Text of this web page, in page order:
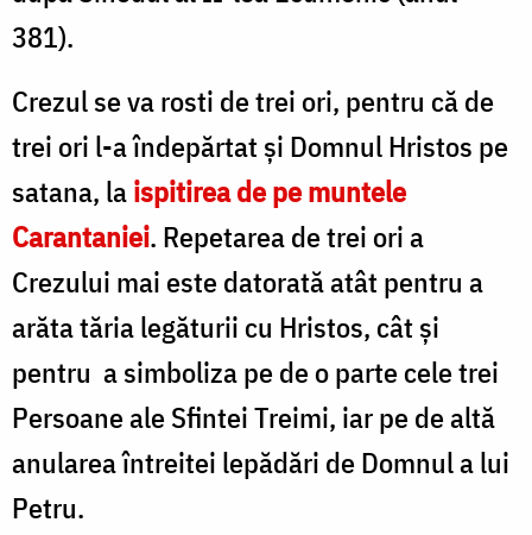
381).
Crezul se va rosti de trei ori, pentru că de
trei ori l-a îndepărtat și Domnul Hristos pe
satana, laispitirea de pe muntele
Carantaniei. Repetarea de trei ori a
Crezului mai este datorată atât pentru a
arăta tăria legăturii cu Hristos, cât și
pentru a simboliza pe de o parte cele trei
Persoane ale Sfintei Treimi, iar pe de altă
anularea întreitei lepădări de Domnul a lui
Petru.